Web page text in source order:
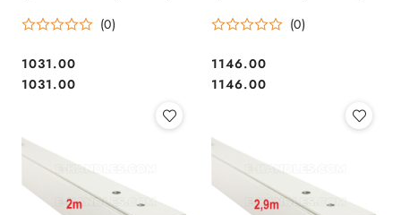
(0)
Cena:
1031.00
Cena:
1031.00
(0)
Cena:
1146.00
Cena:
1146.00